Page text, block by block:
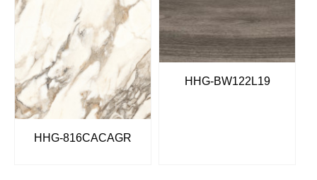
HHG-816CACAGR
HHG-BW122L19